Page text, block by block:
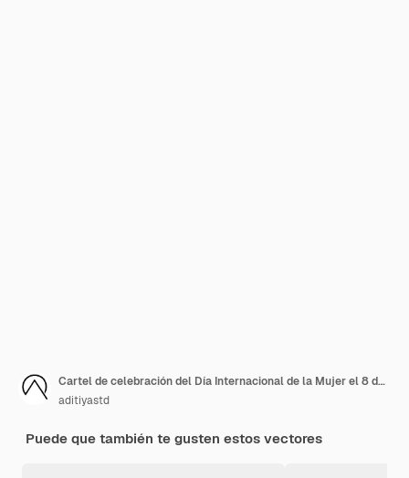
Cartel de celebración del Día Internacional de la Mujer el 8 de marzo Ilustración
aditiyastd
Puede que también te gusten estos vectores